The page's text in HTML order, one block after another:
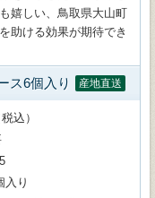
嬉しい、鳥取県大山町
助ける効果が期待でき
ス6個入り 産地直送
込）
入り